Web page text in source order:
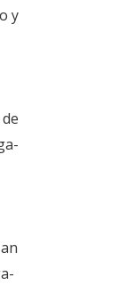
y